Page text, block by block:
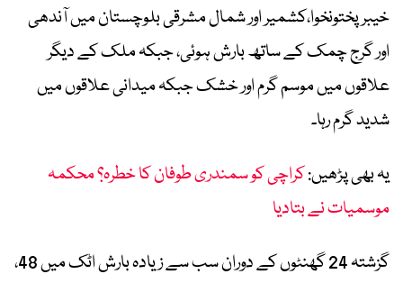
خیبرپختونخوا،کشمیر اور شمال مشرقی بلوچستان میں آندھی
اور گرج چمک کے ساتھ بارش ہوئی، جبکہ ملک کے دیگر
علاقوں میں موسم گرم اور خشک جبکہ میدانی علاقوں میں
شدید گرم رہا۔
یہ بھی پڑھیں:کراچی کو سمندری طوفان کا خطرہ؟ محکمہ
موسمیات نے بتادیا
گزشتہ 24 گھنٹوں کے دوران سب سے زیادہ بارش اٹک میں 48،